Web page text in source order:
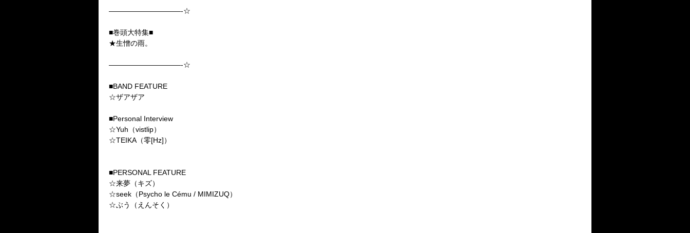
——————————-☆
■巻頭大特集■
★生憎の雨。
——————————-☆
■BAND FEATURE
☆ザアザア
■Personal Interview
☆Yuh（vistlip）
☆TEIKA（零[Hz]）
■PERSONAL FEATURE
☆来夢（キズ）
☆seek（Psycho le Cému / MIMIZUQ）
☆ぶう（えんそく）